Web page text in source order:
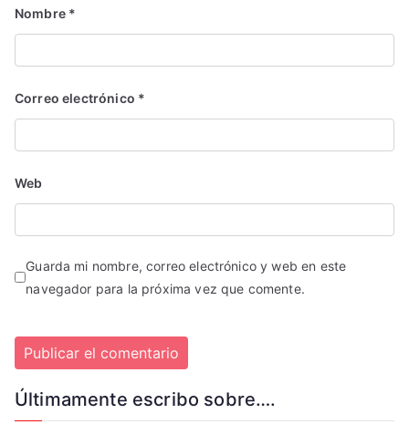
Nombre *
Correo electrónico *
Web
Guarda mi nombre, correo electrónico y web en este
navegador para la próxima vez que comente.
Últimamente escribo sobre….